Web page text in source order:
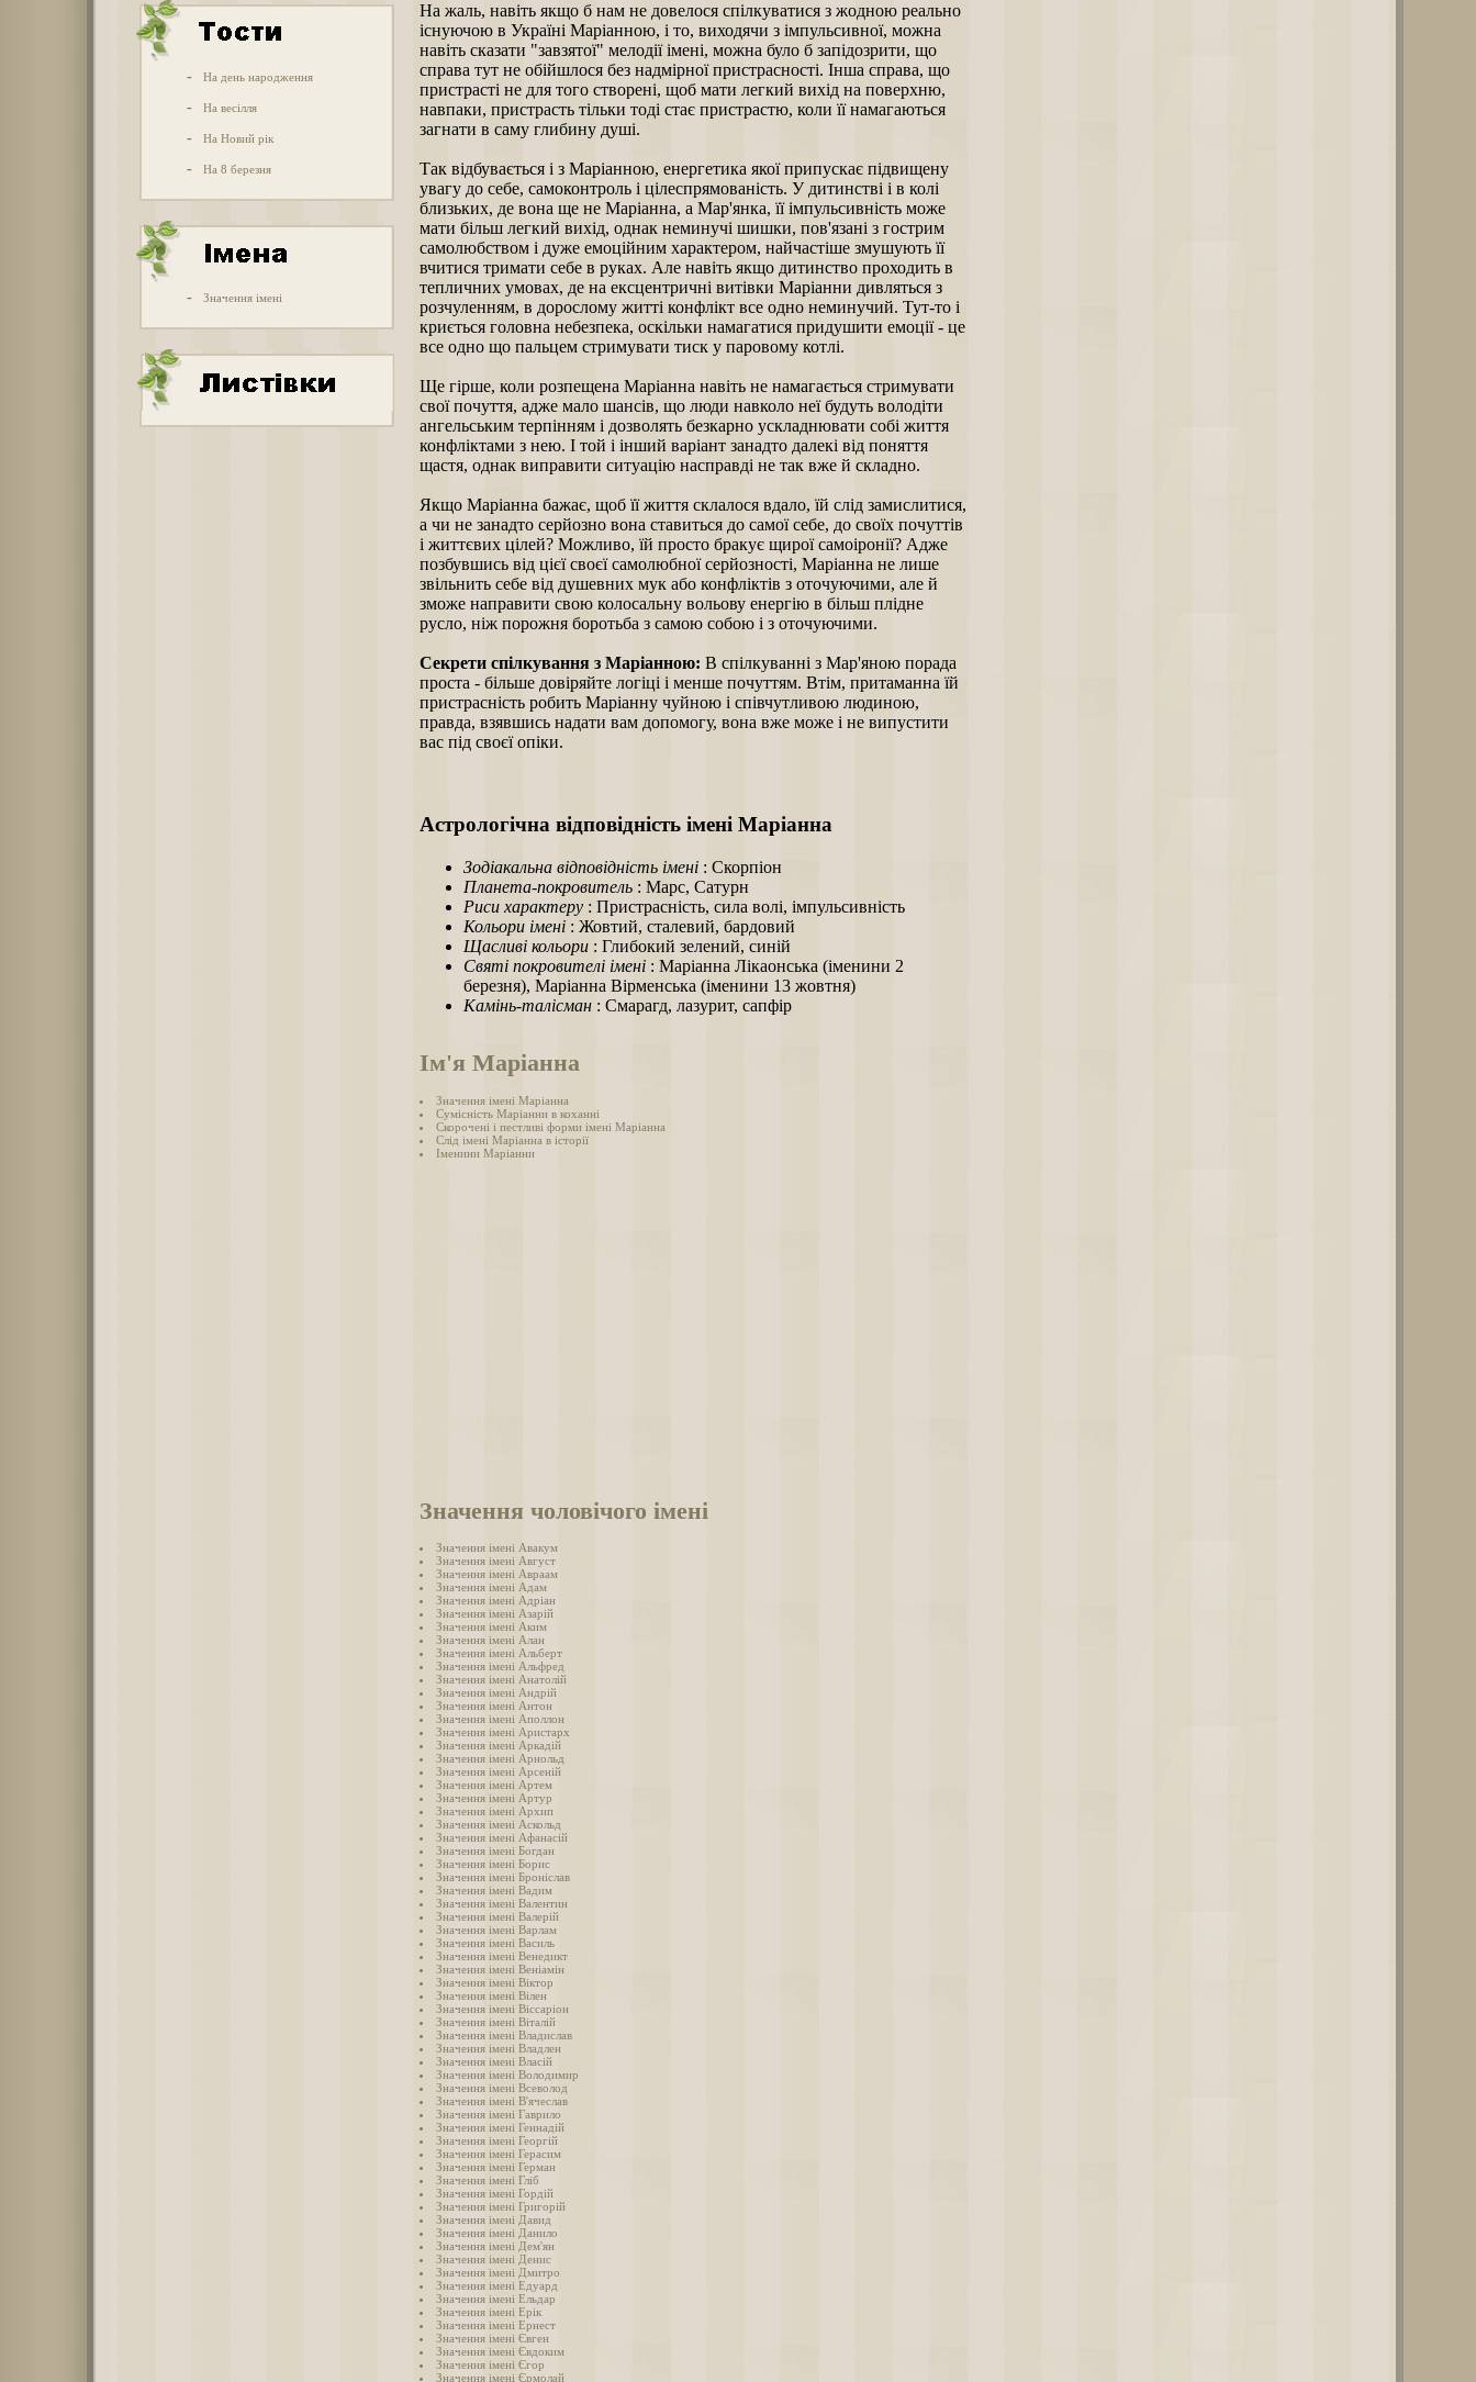
- На день народження
- На весілля
- На Новий рік
- На 8 березня
- Значення імені
На жаль, навіть якщо б нам не довелося спілкуватися з жодною реально
існуючою в Україні Маріанною, і то, виходячи з імпульсивної, можна
навіть сказати "завзятої" мелодії імені, можна було б запідозрити, що
справа тут не обійшлося без надмірної пристрасності. Інша справа, що
пристрасті не для того створені, щоб мати легкий вихід на поверхню,
навпаки, пристрасть тільки тоді стає пристрастю, коли її намагаються
загнати в саму глибину душі.
Так відбувається і з Маріанною, енергетика якої припускає підвищену
увагу до себе, самоконтроль і цілеспрямованість. У дитинстві і в колі
близьких, де вона ще не Маріанна, а Мар'янка, її імпульсивність може
мати більш легкий вихід, однак неминучі шишки, пов'язані з гострим
самолюбством і дуже емоційним характером, найчастіше змушують її
вчитися тримати себе в руках. Але навіть якщо дитинство проходить в
тепличних умовах, де на ексцентричні витівки Маріанни дивляться з
розчуленням, в дорослому житті конфлікт все одно неминучий. Тут-то і
криється головна небезпека, оскільки намагатися придушити емоції - це
все одно що пальцем стримувати тиск у паровому котлі.
Ще гірше, коли розпещена Маріанна навіть не намагається стримувати
свої почуття, адже мало шансів, що люди навколо неї будуть володіти
ангельським терпінням і дозволять безкарно ускладнювати собі життя
конфліктами з нею. І той і інший варіант занадто далекі від поняття
щастя, однак виправити ситуацію насправді не так вже й складно.
Якщо Маріанна бажає, щоб її життя склалося вдало, їй слід замислитися,
а чи не занадто серйозно вона ставиться до самої себе, до своїх почуттів
і життєвих цілей? Можливо, їй просто бракує щирої самоіронії? Адже
позбувшись від цієї своєї самолюбної серйозності, Маріанна не лише
звільнить себе від душевних мук або конфліктів з оточуючими, але й
зможе направити свою колосальну вольову енергію в більш плідне
русло, ніж порожня боротьба з самою собою і з оточуючими.
Секрети спілкування з Маріанною: В спілкуванні з Мар'яною порада
проста - більше довіряйте логіці і менше почуттям. Втім, притаманна їй
пристрасність робить Маріанну чуйною і співчутливою людиною,
правда, взявшись надати вам допомогу, вона вже може і не випустити
вас під своєї опіки.
Астрологічна відповідність імені Маріанна
Зодіакальна відповідність імені : Скорпіон
Планета-покровитель : Марс, Сатурн
Риси характеру : Пристрасність, сила волі, імпульсивність
Кольори імені : Жовтий, сталевий, бардовий
Щасливі кольори : Глибокий зелений, синій
Святі покровителі імені : Маріанна Лікаонська (іменини 2
березня), Маріанна Вірменська (іменини 13 жовтня)
Камінь-талісман : Смарагд, лазурит, сапфір
Ім'я Маріанна
Значення імені Маріанна
Сумісність Маріанни в коханні
Скорочені і пестливі форми імені Маріанна
Слід імені Маріанна в історії
Іменини Маріанни
Значення чоловічого імені
Значення імені Авакум
Значення імені Август
Значення імені Авраам
Значення імені Адам
Значення імені Адріан
Значення імені Азарій
Значення імені Аким
Значення імені Алан
Значення імені Альберт
Значення імені Альфред
Значення імені Анатолій
Значення імені Андрій
Значення імені Антон
Значення імені Аполлон
Значення імені Аристарх
Значення імені Аркадій
Значення імені Арнольд
Значення імені Арсеній
Значення імені Артем
Значення імені Артур
Значення імені Архип
Значення імені Аскольд
Значення імені Афанасій
Значення імені Богдан
Значення імені Борис
Значення імені Броніслав
Значення імені Вадим
Значення імені Валентин
Значення імені Валерій
Значення імені Варлам
Значення імені Василь
Значення імені Венедикт
Значення імені Веніамін
Значення імені Віктор
Значення імені Вілен
Значення імені Віссаріон
Значення імені Віталій
Значення імені Владислав
Значення імені Владлен
Значення імені Власій
Значення імені Володимир
Значення імені Всеволод
Значення імені В'ячеслав
Значення імені Гаврило
Значення імені Геннадій
Значення імені Георгій
Значення імені Герасим
Значення імені Герман
Значення імені Гліб
Значення імені Гордій
Значення імені Григорій
Значення імені Давид
Значення імені Данило
Значення імені Дем'ян
Значення імені Денис
Значення імені Дмитро
Значення імені Едуард
Значення імені Ельдар
Значення імені Ерік
Значення імені Ернест
Значення імені Євген
Значення імені Євдоким
Значення імені Єгор
Значення імені Єрмолай